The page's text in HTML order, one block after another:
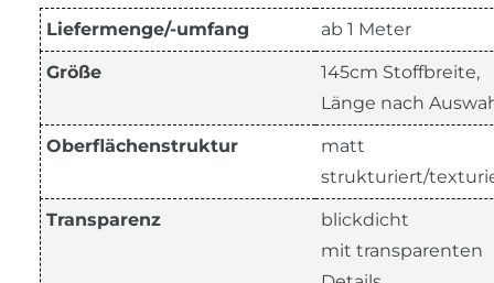
Liefermenge/-umfang ab 1 Meter
Größe
145cm Stoffbreite,
Länge nach
Oberflächenstruktur
matt
strukturiert/
Transparenz
blickdicht
mit transparenten